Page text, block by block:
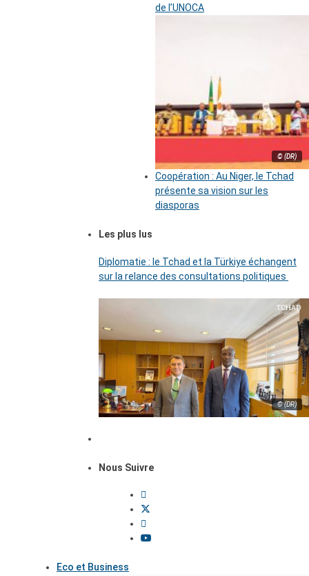
de l’UNOCA
© (DR)
Coopération : Au Niger, le Tchad
présente sa vision sur les
diasporas
Les plus lus
Diplomatie : le Tchad et la Türkiye échangent
sur la relance des consultations politiques
© (DR)
Nous Suivre
Eco et Business